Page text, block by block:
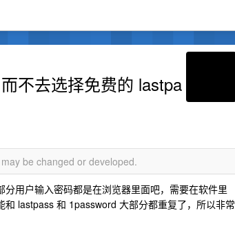
不去选择免费的 lastpa
be changed or developed.
用户输入密码都是在浏览器里面吧，需要在软件里
lastpass 和 1password 大部分都重复了，所以非常